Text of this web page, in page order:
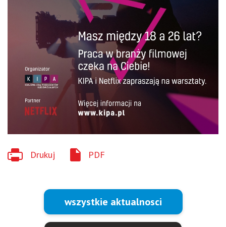
Drukuj PDF
wszystkie aktualnosci